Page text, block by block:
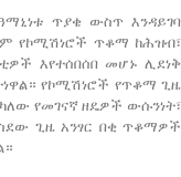
ጥያቄ ውስጥ እንዳይገባ
የኮሚሽነሮች ጥቆማ ከሕዝብ፣
እየተሰበሰበ መሆኑ ሊደነቅ
የኮሚሽነሮች የጥቆማ ጊዜ
የመገናኛ ዘዴዎች ውሱንነት፣
ጊዜ አንፃር በቂ ጥቆማዎች